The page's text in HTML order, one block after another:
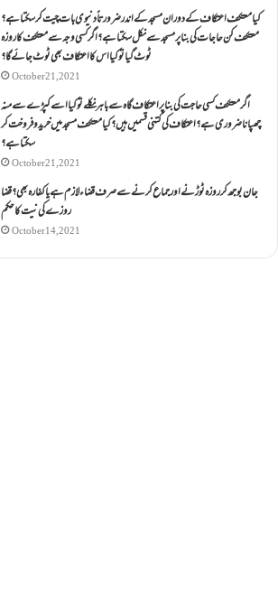
کیا معتکف اعتکاف کے دوران مسجد کے اندر ضرورتاً دنیوی بات چیت کر سکتا ہے؟
معتکف کن حاجات کی بنا پر مسجد سے نکل سکتا ہے؟ اگر کسی وجہ سے معتکف کا روزہ
ٹوٹ گیا تو کیا اس کا اعتکاف بھی ٹوٹ جائے گا؟
October 21, 2021
اگر معتکف کسی حاجت کی بنا پر اعتکاف گاہ سے باہر نکلے تو کیا اسے کپڑے سے منہ
چھپانا ضروری ہے؟اعتکاف کی کتنی قسمیں ہیں؟کیا معتکف مسجد میں خرید و فروخت کر
سکتا ہے؟
October 21, 2021
جان بوجھ کر روزہ ٹوڑنے اور جماع کرنے سے صرف قضاء لازم ہے یا کفارہ بھی؟ قضا
روزے کی نیت کا حکم
October 14, 2021